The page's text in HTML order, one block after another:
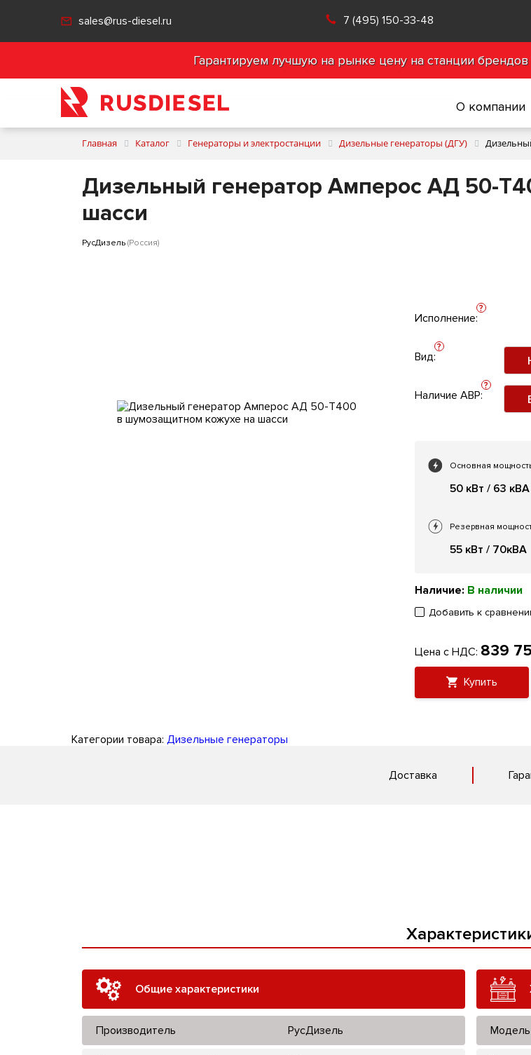
sales@rus-diesel.ru 7 (495) 150-33-48
Гарантируем лучшую на рынке цену на станции
О компании
Главная Каталог Генераторы и электростанции Дизельные генераторы (ДГУ)
Дизельный генератор Амперос АД 50-
шасси
РусДизель (Россия)
Исполнение:
?
Вид:
?
Наличие АВР:
?
Основная
50 кВт / 63 кВА
Резервная
55 кВт / 70кВА
Наличие: В наличии
Добавить к
Цена с НДС: 839
Купить
Категории товара: Дизельные генераторы
Доставка
Общие характеристики
Производитель РусДизель Модель